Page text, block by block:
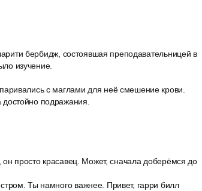
бербидж, состоявшая преподавательницей в
изучение.
с маглами для неё смешение крови.
подражания.
просто красавец. Может, сначала доберёмся до
Ты намного важнее. Привет, гарри билл